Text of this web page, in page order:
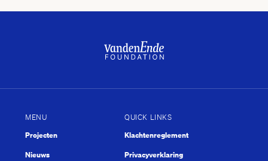
MENU
Projecten
Nieuws
QUICK LINKS
Klachtenreglement
Privacyverklaring